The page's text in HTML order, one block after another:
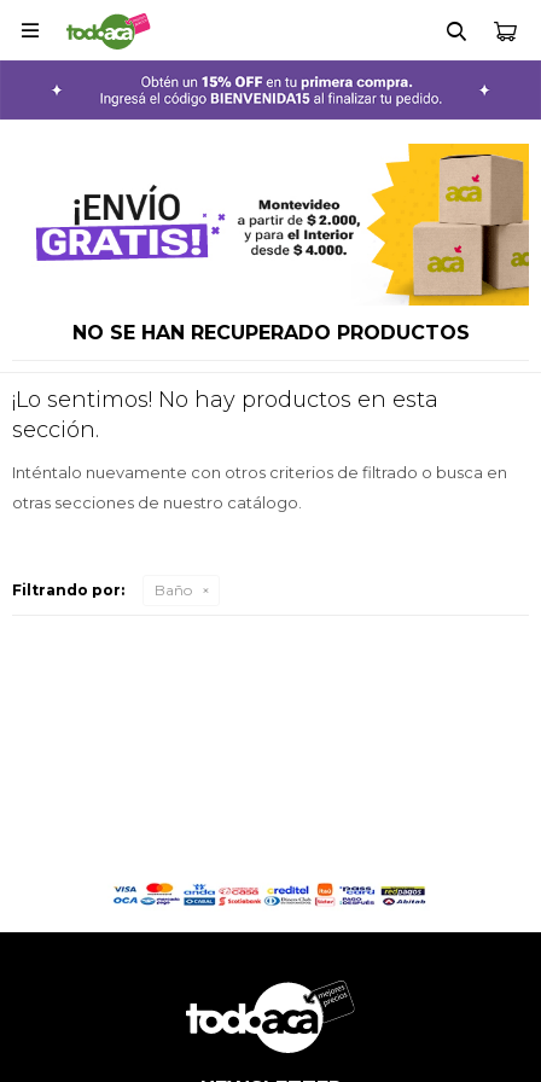

NO SE HAN RECUPERADO PRODUCTOS
¡Lo sentimos! No hay productos en esta
sección.
Inténtalo nuevamente con otros criterios de filtrado o busca en
otras secciones de nuestro catálogo.
Filtrando por: Baño